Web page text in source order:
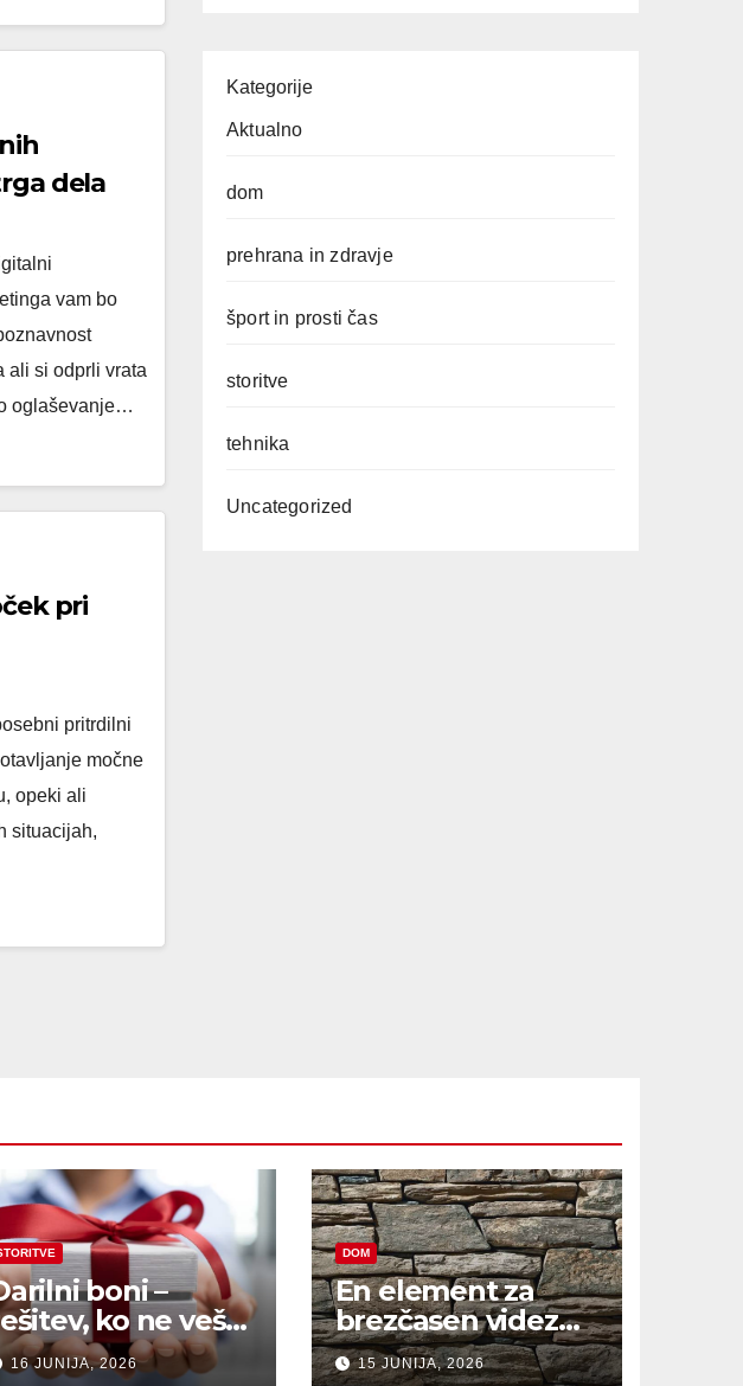
dela
vam bo
ali si odprli vrata
oglaševanje…
pri
pritrdilni
močne
opeki ali
situacijah,
Kategorije
Aktualno
dom
prehrana in zdravje
šport in prosti čas
storitve
tehnika
Uncategorized
boni –
ko ne veš,
pokloniti
16 JUNIJA, 2026
DOM
En element za
brezčasen videz
hiše
15 JUNIJA, 2026